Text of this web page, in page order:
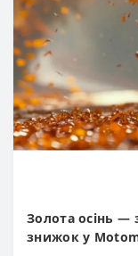
Золота осінь —
знижок у